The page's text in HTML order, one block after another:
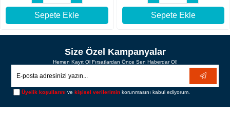
Sepete Ekle Sepete Ekle
Size Özel Kampanyalar
Hemen Kayıt Ol Fırsatlardan Önce Sen Haberdar Ol!
Üyelik koşullarını vekişisel verilerimin korunmasını kabul ediyorum.